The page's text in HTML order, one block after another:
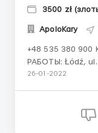
3500 zł
ApoloKary
+48 535 380 900 Карина ФИРМА:
РАБОТЫ: Łódź, ul. Lodowa
продукции О ФИРМЕ: Фирма Coko-Werk известна
элементов.
детали для
26-01-2022